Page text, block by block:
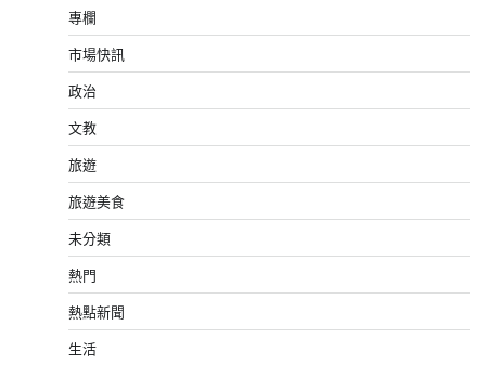
專欄
市場快訊
政治
文教
旅遊
旅遊美食
未分類
熱門
熱點新聞
生活